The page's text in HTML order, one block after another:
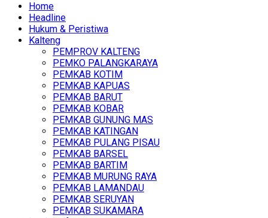
Home
Headline
Hukum & Peristiwa
Kalteng
PEMPROV KALTENG
PEMKO PALANGKARAYA
PEMKAB KOTIM
PEMKAB KAPUAS
PEMKAB BARUT
PEMKAB KOBAR
PEMKAB GUNUNG MAS
PEMKAB KATINGAN
PEMKAB PULANG PISAU
PEMKAB BARSEL
PEMKAB BARTIM
PEMKAB MURUNG RAYA
PEMKAB LAMANDAU
PEMKAB SERUYAN
PEMKAB SUKAMARA